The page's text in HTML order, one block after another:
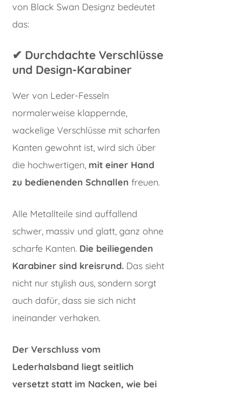
von Black Swan Designz bedeutet
das:
✔︎ Durchdachte Verschlüsse
und Design-Karabiner
Wer von Leder-Fesseln
normalerweise klappernde,
wackelige Verschlüsse mit scharfen
Kanten gewohnt ist, wird sich über
die hochwertigen, mit einer Hand
zu bedienenden Schnallen freuen.
Alle Metallteile sind auffallend
schwer, massiv und glatt, ganz ohne
scharfe Kanten. Die beiliegenden
Karabiner sind kreisrund. Das sieht
nicht nur stylish aus, sondern sorgt
auch dafür, dass sie sich nicht
ineinander verhaken.
Der Verschluss vom
Lederhalsband liegt seitlich
versetzt statt im Nacken, wie bei